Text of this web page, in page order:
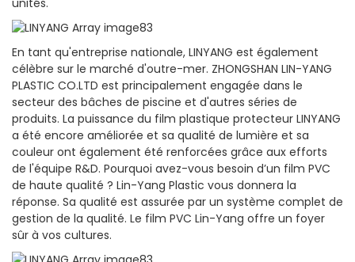
unités.
En tant qu'entreprise nationale, LINYANG est également
célèbre sur le marché d'outre-mer. ZHONGSHAN LIN-YANG
PLASTIC CO.LTD est principalement engagée dans le
secteur des bâches de piscine et d'autres séries de
produits. La puissance du film plastique protecteur LINYANG
a été encore améliorée et sa qualité de lumière et sa
couleur ont également été renforcées grâce aux efforts
de l'équipe R&D. Pourquoi avez-vous besoin d’un film PVC
de haute qualité ? Lin-Yang Plastic vous donnera la
réponse. Sa qualité est assurée par un système complet de
gestion de la qualité. Le film PVC Lin-Yang offre un foyer
sûr à vos cultures.